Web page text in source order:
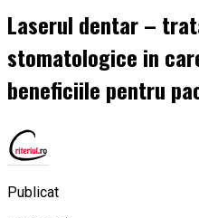
Laserul dentar –
stomatologice in
beneficiile pentru
Publicat